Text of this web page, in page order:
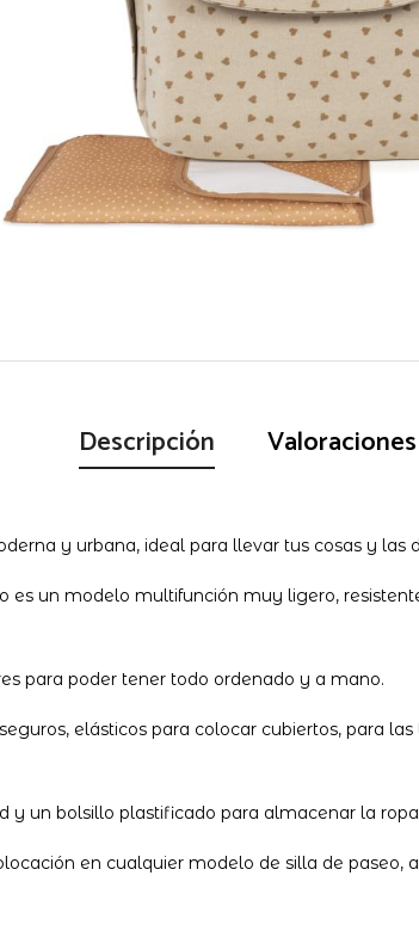
Descripción
y urbana, ideal para llevar tus cosas y las
un modelo multifunción muy ligero,
para poder tener todo ordenado y a mano.
elásticos para colocar cubiertos, para
un bolsillo plastificado para almacenar la
en cualquier modelo de silla de